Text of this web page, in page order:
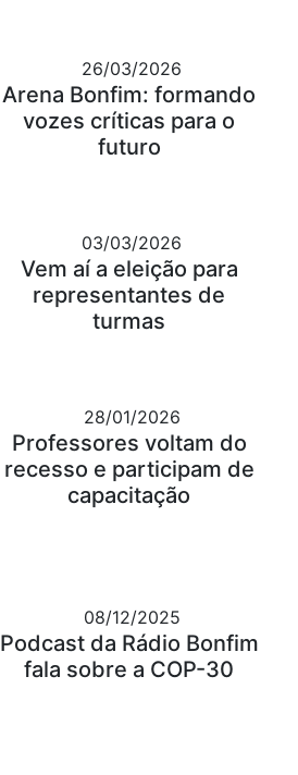
26/03/2026
Arena Bonfim: formando
vozes críticas para o
futuro
03/03/2026
Vem aí a eleição para
representantes de
turmas
28/01/2026
Professores voltam do
recesso e participam de
capacitação
08/12/2025
Podcast da Rádio Bonfim
fala sobre a COP-30